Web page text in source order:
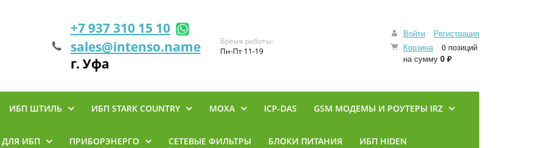
Войти
Регистрация
Корзина
0 позиций
на сумму 0 ₽
+7 937 310 15 10
sales@intenso.name
г. Уфа
Время работы:
Пн-Пт 11-19
ИБП ШТИЛЬ ИБП STARK COUNTRY MOXA ICP-DAS GSM МОДЕМЫ И РОУТЕРЫ IRZ
ИБП ПРИБОРЭНЕРГО СЕТЕВЫЕ ФИЛЬТРЫ БЛОКИ ПИТАНИЯ ИБП HIDEN